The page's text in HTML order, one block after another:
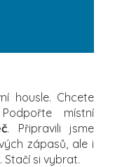
housle. Chcete
místní
. Připravili jsme
zápasů, ale i
si vybrat.